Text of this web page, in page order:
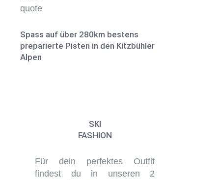
Spass auf über 280km bestens
preparierte Pisten in den Kitzbühler
Alpen
SKI
FASHION
Für dein perfektes Outfit
findest du in unseren 2